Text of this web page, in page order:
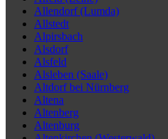
Allendorf (Lumda)
Allstedt
Alpirsbach
Alsdorf
Alsfeld
Alsleben (Saale)
Altdorf bei Nürnberg
Altena
Altenberg
Altenburg